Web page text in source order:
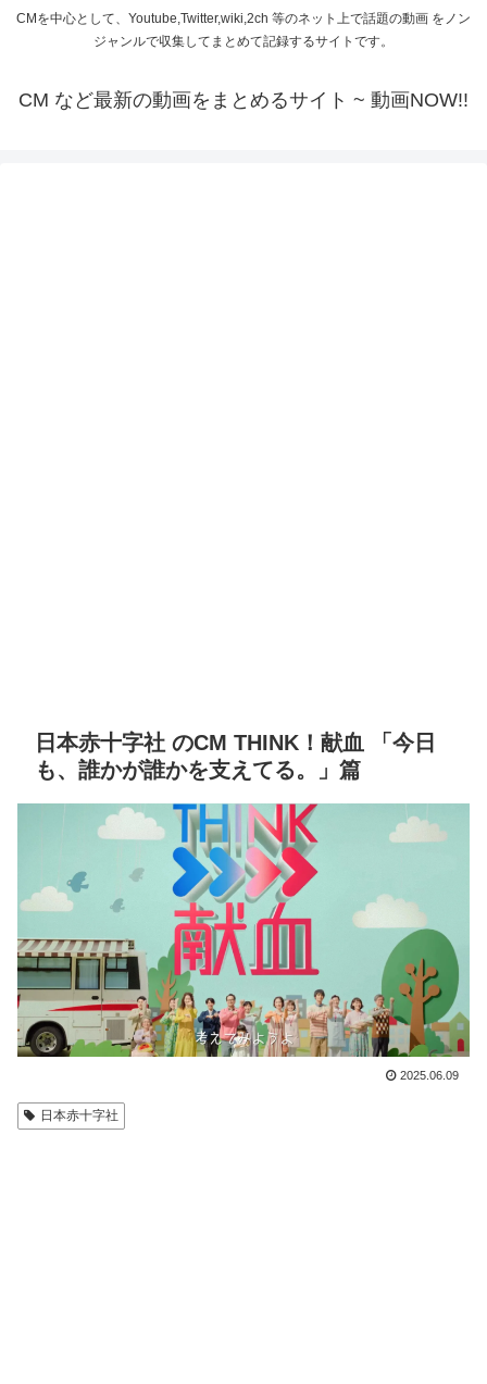
CMを中心として、Youtube,Twitter,wiki,2ch 等のネット上で話題の動画 をノン
ジャンルで収集してまとめて記録するサイトです。
CM など最新の動画をまとめるサイト ~ 動画NOW!!
日本赤十字社 のCM THINK！献血 「今日
も、誰かが誰かを支えてる。」篇
2025.06.09
日本赤十字社